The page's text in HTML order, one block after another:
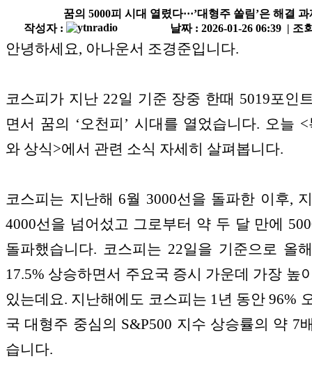
꿈의 5000피 시대 열렸다···’대형주 쏠림’은 해결 과
작성자 :
날짜 : 2026-01-26 06:39 | 조
안녕하세요, 아나운서 조경준입니다.
코스피가 지난 22일 기준 장중 한때 5019포인
면서 꿈의 ‘오천피’ 시대를 열었습니다. 오늘
와 상식>에서 관련 소식 자세히 살펴봅니다.
코스피는 지난해 6월 3000선을 돌파한 이후,
4000선을 넘어섰고 그로부터 약 두 달 만에
돌파했습니다. 코스피는 22일을 기준으로 올
17.5% 상승하면서 주요국 증시 가운데 가장 높
있는데요. 지난해에도 코스피는 1년 동안 96%
국 대형주 중심의 S&P500 지수 상승률의 약 7
습니다.